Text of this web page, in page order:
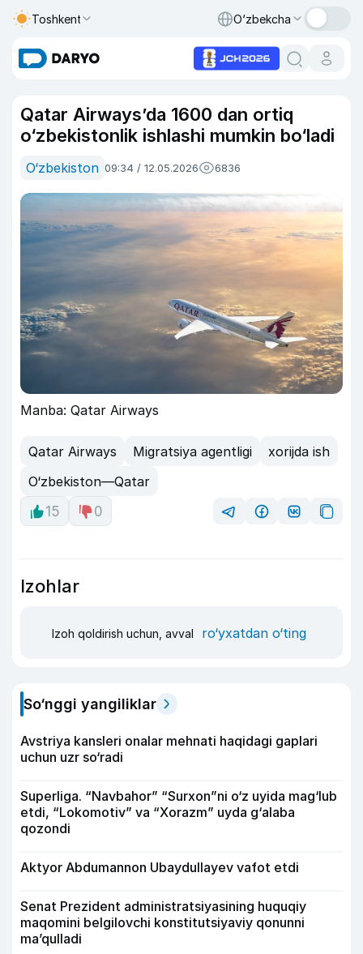
Toshkent O‘zbekcha
Qatar Airways’da 1600 dan ortiq
o‘zbekistonlik ishlashi mumkin bo‘ladi
O‘zbekiston 09:34 / 12.05.2026 6836
Manba: Qatar Airways
Qatar Airways Migratsiya agentligi
xorijda ish
O‘zbekiston—Qatar
15
0
Izohlar
Izoh qoldirish uchun, avval ro‘yxatdan o‘ting
So‘nggi yangiliklar
Avstriya kansleri onalar mehnati haqidagi gaplari
uchun uzr so‘radi
Superliga. “Navbahor” “Surxon”ni o‘z uyida mag‘lub
etdi, “Lokomotiv” va “Xorazm” uyda g‘alaba
qozondi
Aktyor Abdu­mannon Ubaydullayev vafot etdi
Senat Prezident administratsiyasining huquqiy
maqomini belgilovchi konstitutsiyaviy qonunni
ma’qulladi